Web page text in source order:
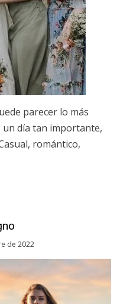
parecer lo más
un día tan importante,
romántico,
de 2022